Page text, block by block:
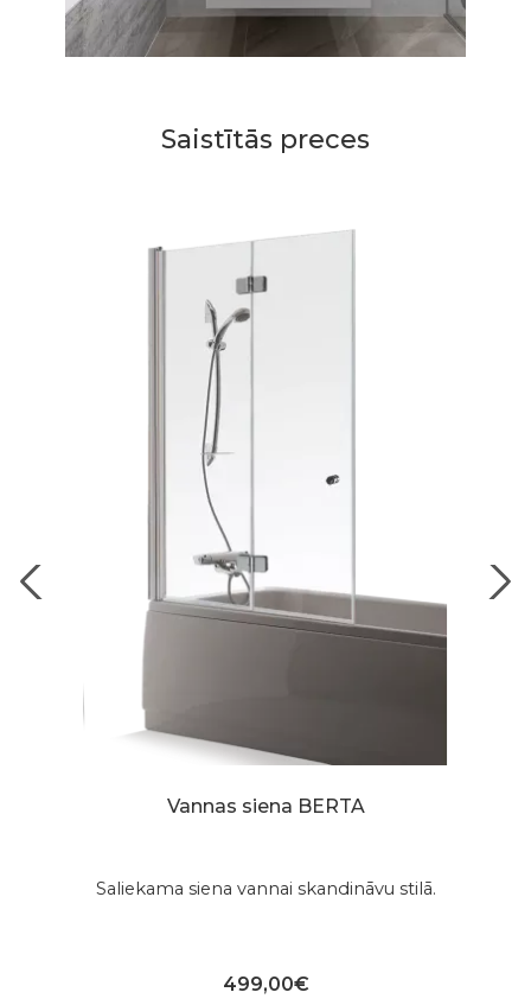
Saistītās preces
Vannas siena BERTA
Saliekama siena vannai skandināvu stilā.
499,00€